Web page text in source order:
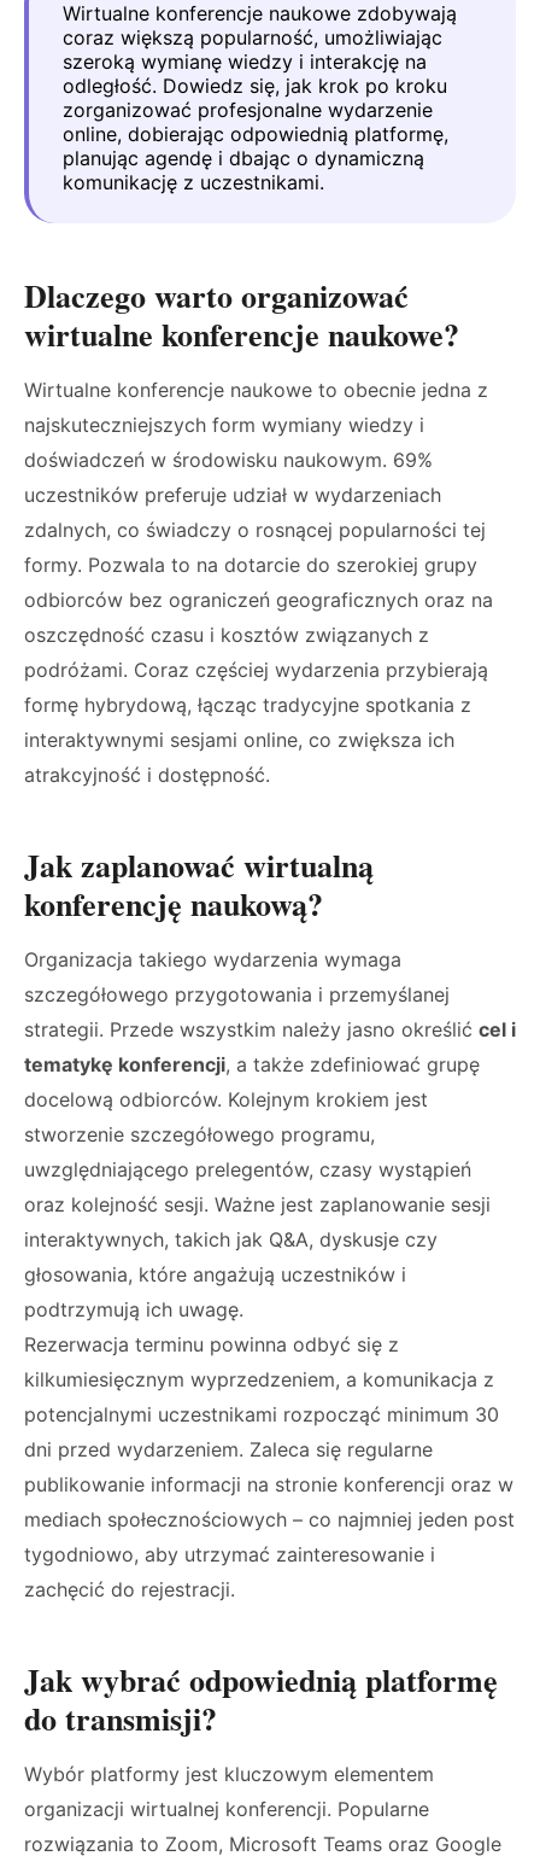
Wirtualne konferencje naukowe zdobywają
coraz większą popularność, umożliwiając
szeroką wymianę wiedzy i interakcję na
odległość. Dowiedz się, jak krok po kroku
zorganizować profesjonalne wydarzenie
online, dobierając odpowiednią platformę,
planując agendę i dbając o dynamiczną
komunikację z uczestnikami.
Dlaczego warto organizować
wirtualne konferencje naukowe?
Wirtualne konferencje naukowe to obecnie jedna z
najskuteczniejszych form wymiany wiedzy i
doświadczeń w środowisku naukowym. 69%
uczestników preferuje udział w wydarzeniach
zdalnych, co świadczy o rosnącej popularności tej
formy. Pozwala to na dotarcie do szerokiej grupy
odbiorców bez ograniczeń geograficznych oraz na
oszczędność czasu i kosztów związanych z
podróżami. Coraz częściej wydarzenia przybierają
formę hybrydową, łącząc tradycyjne spotkania z
interaktywnymi sesjami online, co zwiększa ich
atrakcyjność i dostępność.
Jak zaplanować wirtualną
konferencję naukową?
Organizacja takiego wydarzenia wymaga
szczegółowego przygotowania i przemyślanej
strategii. Przede wszystkim należy jasno określić cel i
tematykę konferencji, a także zdefiniować grupę
docelową odbiorców. Kolejnym krokiem jest
stworzenie szczegółowego programu,
uwzględniającego prelegentów, czasy wystąpień
oraz kolejność sesji. Ważne jest zaplanowanie sesji
interaktywnych, takich jak Q&A, dyskusje czy
głosowania, które angażują uczestników i
podtrzymują ich uwagę.
Rezerwacja terminu powinna odbyć się z
kilkumiesięcznym wyprzedzeniem, a komunikacja z
potencjalnymi uczestnikami rozpocząć minimum 30
dni przed wydarzeniem. Zaleca się regularne
publikowanie informacji na stronie konferencji oraz w
mediach społecznościowych – co najmniej jeden post
tygodniowo, aby utrzymać zainteresowanie i
zachęcić do rejestracji.
Jak wybrać odpowiednią platformę
do transmisji?
Wybór platformy jest kluczowym elementem
organizacji wirtualnej konferencji. Popularne
rozwiązania to Zoom, Microsoft Teams oraz Google